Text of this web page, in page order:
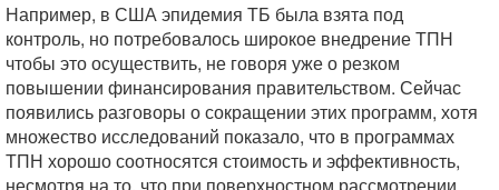
Например, в США эпидемия ТБ была взята под
контроль, но потребовалось широкое внедрение ТПН
чтобы это осуществить, не говоря уже о резком
повышении финансирования правительством. Сейчас
появились разговоры о сокращении этих программ, хотя
множество исследований показало, что в программах
ТПН хорошо соотносятся стоимость и эффективность,